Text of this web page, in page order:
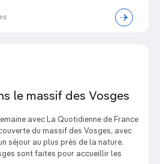
le massif des Vosges
avec La Quotidienne de France
du massif des Vosges, avec
séjour au plus près de la nature.
sont faites pour accueillir les